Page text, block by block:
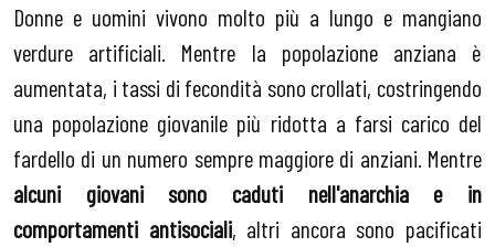
Donne e uomini vivono molto più a lungo e mangiano
verdure artificiali. Mentre la popolazione anziana è
aumentata, i tassi di fecondità sono crollati, costringendo
una popolazione giovanile più ridotta a farsi carico del
fardello di un numero sempre maggiore di anziani. Mentre
alcuni giovani sono caduti nell'anarchia e in
comportamenti antisociali, altri ancora sono pacificati